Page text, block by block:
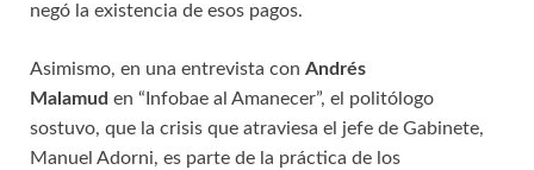
negó la existencia de esos pagos.
Asimismo, en una entrevista con Andrés
Malamud en “Infobae al Amanecer”, el politólogo
sostuvo, que la crisis que atraviesa el jefe de Gabinete,
Manuel Adorni, es parte de la práctica de los